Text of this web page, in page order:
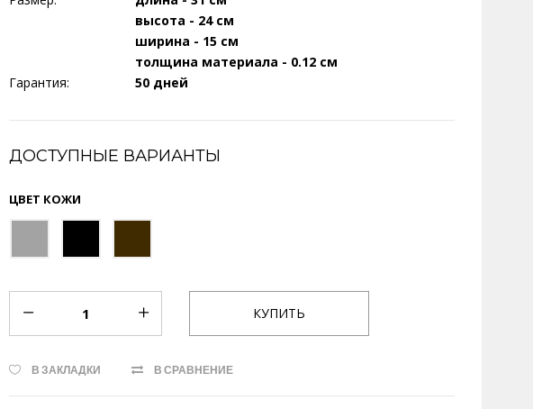
высота - 24 см
ширина - 15 см
толщина материала - 0.12 см
Гарантия:
50 дней
ДОСТУПНЫЕ ВАРИАНТЫ
ЦВЕТ КОЖИ
В ЗАКЛАДКИ В СРАВНЕНИЕ